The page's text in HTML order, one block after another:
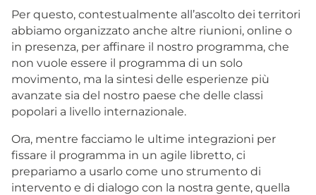
Per questo, contestualmente all’ascolto dei territori
abbiamo organizzato anche altre riunioni, online o
in presenza, per affinare il nostro programma, che
non vuole essere il programma di un solo
movimento, ma la sintesi delle esperienze più
avanzate sia del nostro paese che delle classi
popolari a livello internazionale.
Ora, mentre facciamo le ultime integrazioni per
fissare il programma in un agile libretto, ci
prepariamo a usarlo come uno strumento di
intervento e di dialogo con la nostra gente, quella